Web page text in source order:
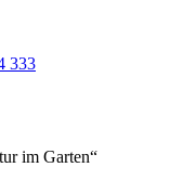
333
im Garten“